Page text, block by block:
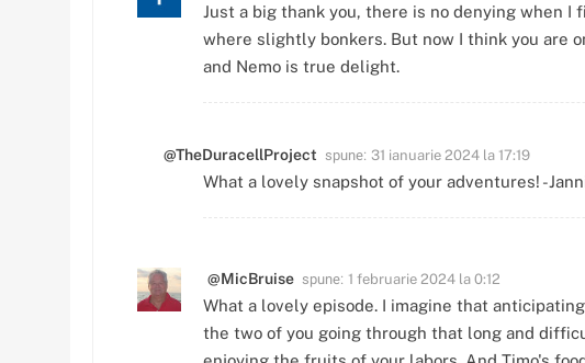
Just a big thank you, there is no denying when I
where slightly bonkers. But now I think you are
and Nemo is true delight.
@TheDuracellProject spune: 31 ianuarie 2024 la 17:19
What a lovely snapshot of your adventures! -
@MicBruise spune: 1 februarie 2024 la 0:12
What a lovely episode. I imagine that
the two of you going through that long and